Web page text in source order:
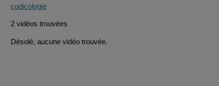
codicologie
2 vidéos trouvées
Désolé, aucune vidéo trouvée.